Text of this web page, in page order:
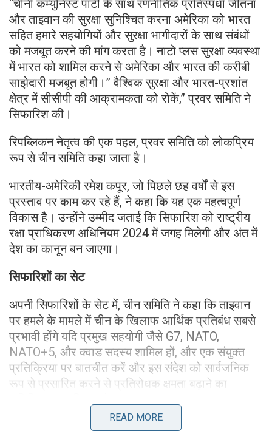
“चीनी कम्युनिस्ट पार्टी के साथ रणनीतिक प्रतिस्पर्धा जीतना
और ताइवान की सुरक्षा सुनिश्चित करना अमेरिका को भारत
सहित हमारे सहयोगियों और सुरक्षा भागीदारों के साथ संबंधों
को मजबूत करने की मांग करता है। नाटो प्लस सुरक्षा व्यवस्था
में भारत को शामिल करने से अमेरिका और भारत की करीबी
साझेदारी मजबूत होगी।” वैश्विक सुरक्षा और भारत-प्रशांत
क्षेत्र में सीसीपी की आक्रामकता को रोकें,” प्रवर समिति ने
सिफारिश की।
रिपब्लिकन नेतृत्व की एक पहल, प्रवर समिति को लोकप्रिय
रूप से चीन समिति कहा जाता है।
भारतीय-अमेरिकी रमेश कपूर, जो पिछले छह वर्षों से इस
प्रस्ताव पर काम कर रहे हैं, ने कहा कि यह एक महत्वपूर्ण
विकास है। उन्होंने उम्मीद जताई कि सिफारिश को राष्ट्रीय
रक्षा प्राधिकरण अधिनियम 2024 में जगह मिलेगी और अंत में
देश का कानून बन जाएगा।
सिफारिशों का सेट
अपनी सिफारिशों के सेट में, चीन समिति ने कहा कि ताइवान
पर हमले के मामले में चीन के खिलाफ आर्थिक प्रतिबंध सबसे
प्रभावी होंगे यदि प्रमुख सहयोगी जैसे G7, NATO,
NATO+5, और क्वाड सदस्य शामिल हों, और एक संयुक्त
प्रतिक्रिया पर बातचीत करें और इस संदेश को सार्वजनिक
रूप से प्रसारित करने से प्रतिरोधक क्षमता बढ़ाने का
“जैसे हम युद्ध लड़ने के लिए संयुक्त आकस्मिक योजना बनाते
READ MORE